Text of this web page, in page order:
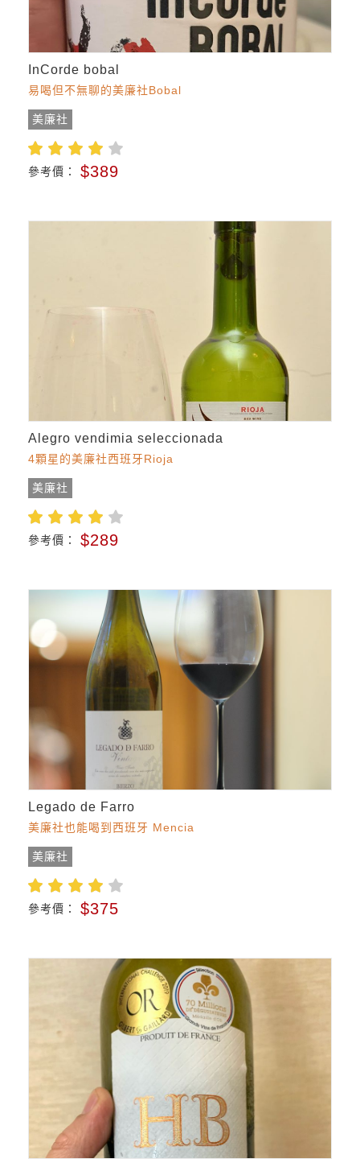
InCorde bobal
易喝但不無聊的美廉社Bobal
美廉社
參考價： $389
Alegro vendimia seleccionada
4顆星的美廉社西班牙Rioja
美廉社
參考價： $289
Legado de Farro
美廉社也能喝到西班牙 Mencia
美廉社
參考價： $375